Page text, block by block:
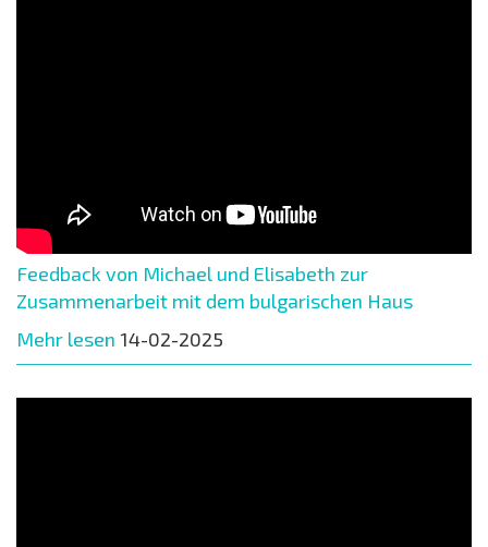
Feedback von Michael und Elisabeth zur
Zusammenarbeit mit dem bulgarischen Haus
Mehr lesen 14-02-2025